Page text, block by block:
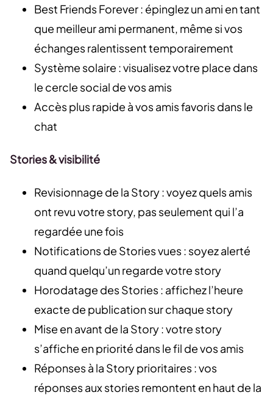
Best Friends Forever : épinglez un ami en tant
que meilleur ami permanent, même si vos
échanges ralentissent temporairement
Système solaire : visualisez votre place dans
le cercle social de vos amis
Accès plus rapide à vos amis favoris dans le
chat
Stories & visibilité
Revisionnage de la Story : voyez quels amis
ont revu votre story, pas seulement qui l’a
regardée une fois
Notifications de Stories vues : soyez alerté
quand quelqu’un regarde votre story
Horodatage des Stories : affichez l’heure
exacte de publication sur chaque story
Mise en avant de la Story : votre story
s’affiche en priorité dans le fil de vos amis
Réponses à la Story prioritaires : vos
réponses aux stories remontent en haut de la